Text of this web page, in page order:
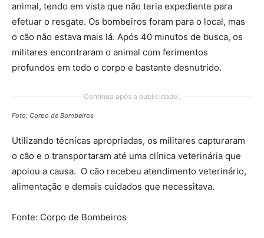
animal, tendo em vista que não teria expediente para
efetuar o resgate. Os bombeiros foram para o local, mas
o cão não estava mais lá. Após 40 minutos de busca, os
militares encontraram o animal com ferimentos
profundos em todo o corpo e bastante desnutrido.
Continua após a publicidade..
Foto: Corpo de Bombeiros
Utilizando técnicas apropriadas, os militares capturaram
o cão e o transportaram até uma clínica veterinária que
apoiou a causa. O cão recebeu atendimento veterinário,
alimentação e demais cuidados que necessitava.
Fonte: Corpo de Bombeiros